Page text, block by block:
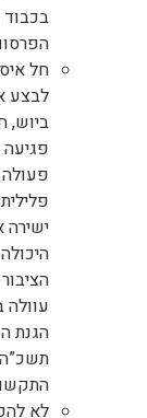
בכבוד
חל
לבצע
ביוש,
לא